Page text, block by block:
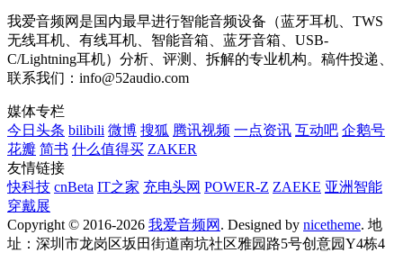
我爱音频网是国内最早进行智能音频设备（蓝牙耳机、TWS
无线耳机、有线耳机、智能音箱、蓝牙音箱、USB-
C/Lightning耳机）分析、评测、拆解的专业机构。稿件投递、
联系我们：info@52audio.com
媒体专栏
今日头条 bilibili 微博 搜狐 腾讯视频 一点资讯 互动吧 企鹅号
花瓣 简书 什么值得买 ZAKER
友情链接
快科技 cnBeta IT之家 充电头网 POWER-Z ZAEKE 亚洲智能
穿戴展
Copyright © 2016-2026 我爱音频网 . Designed by nicetheme. 地
址：深圳市龙岗区坂田街道南坑社区雅园路5号创意园Y4栋4